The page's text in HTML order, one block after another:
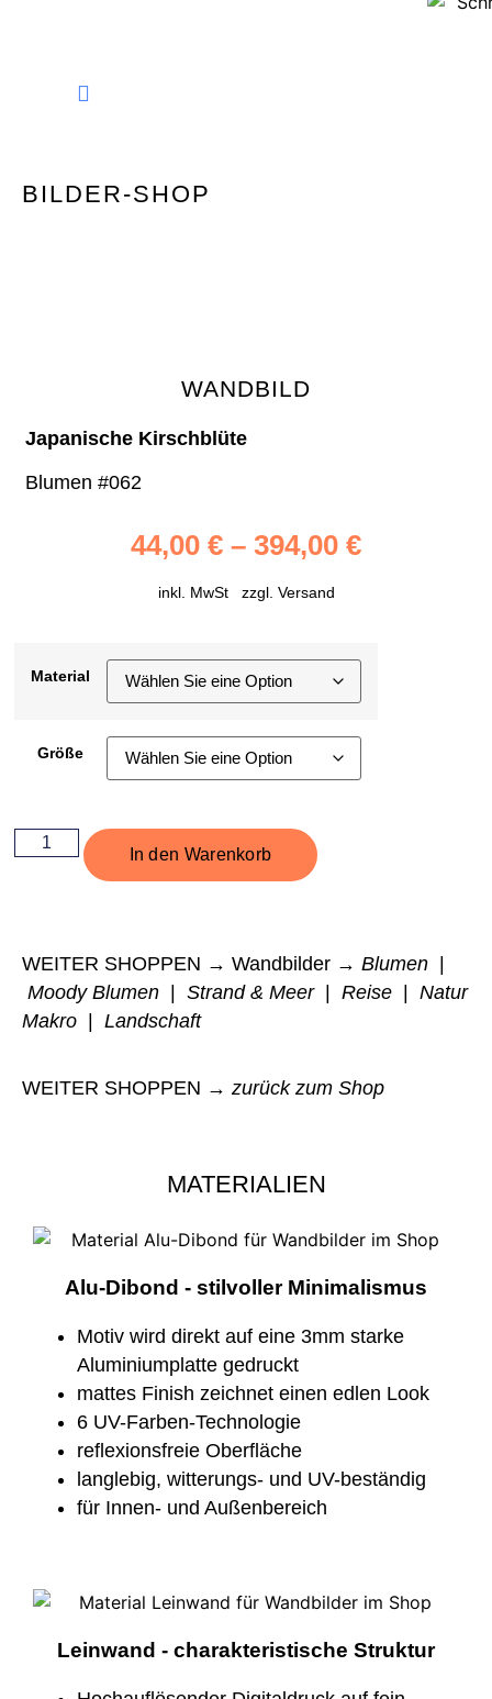
BILDER-SHOP
WANDBILD
Japanische Kirschblüte
Blumen #062
44,00 € – 394,00 €
inkl. MwSt zzgl. Versand
Material
Größe
In den Warenkorb
WEITER SHOPPEN → Wandbilder → Blumen
Moody Blumen
Strand & Meer| Reise
Natur
Makro
Landschaft
WEITER SHOPPEN → zurück zum Shop
MATERIALIEN
Alu-Dibond - stilvoller Minimalismus
Motiv wird direkt auf eine 3mm starke
Aluminiumplatte gedruckt
mattes Finish zeichnet einen edlen Look
6 UV-Farben-Technologie
reflexionsfreie Oberfläche
langlebig, witterungs- und UV-beständig
für Innen- und Außenbereich
Leinwand - charakteristische Struktur